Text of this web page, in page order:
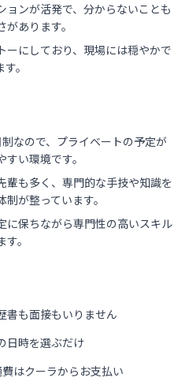
ョンが活発で、分からないことも
あります。
ーにしており、現場には穏やかで
。
なので、プライベートの予定が
い環境です。
輩も多く、専門的な手技や知識を
が整っています。
に保ちながら専門性の高いスキル
。
書も面接もいりません
日時を選ぶだけ
はクーラからお支払い